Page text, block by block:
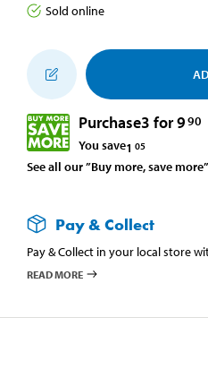
Sold online
Purchase3 for 990
You save1 05
See all our ”Buy more, save
Pay & Collect
Pay & Collect in your local store
READ MORE